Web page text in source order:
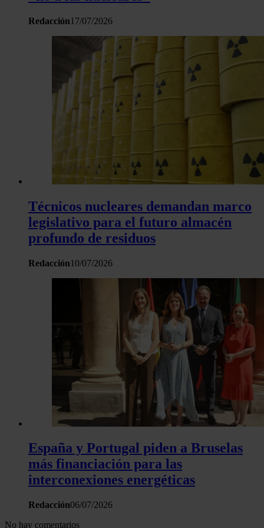
Redacción17/07/2026
Técnicos nucleares demandan marco
legislativo para el futuro almacén
profundo de residuos
Redacción10/07/2026
España y Portugal piden a Bruselas
más financiación para las
interconexiones energéticas
Redacción06/07/2026
No hay comentarios